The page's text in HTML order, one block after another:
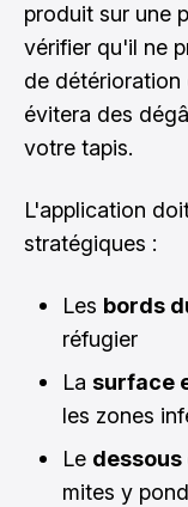
produit sur une
vérifier qu'il ne
de détérioration
évitera des
votre tapis.
L'application
stratégiques :
Les bords
réfugier
La surface
les zones
Le dessous
mites y